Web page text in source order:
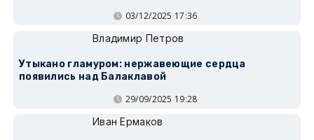
03/12/2025 17:36
Владимир Петров
Утыкано гламуром: нержавеющие сердца
появились над Балаклавой
29/09/2025 19:28
Иван Ермаков